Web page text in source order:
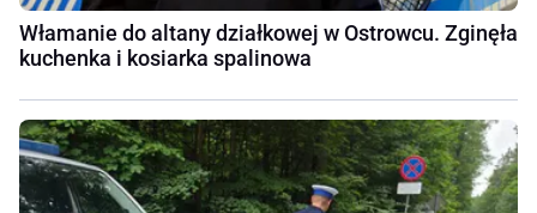
Włamanie do altany działkowej w Ostrowcu. Zginęła
kuchenka i kosiarka spalinowa